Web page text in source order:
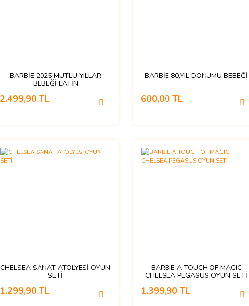
BARBİE 2025 MUTLU YILLAR
BEBEĞİ LATİN
2.499,90 TL
BARBİE 80,YIL DÖNÜMÜ BEBEĞİ
600,00 TL
CHELSEA SANAT ATOLYESİ OYUN
SETİ
1.299,90 TL
BARBIE A TOUCH OF MAGIC
CHELSEA PEGASUS OYUN SETİ
1.399,90 TL